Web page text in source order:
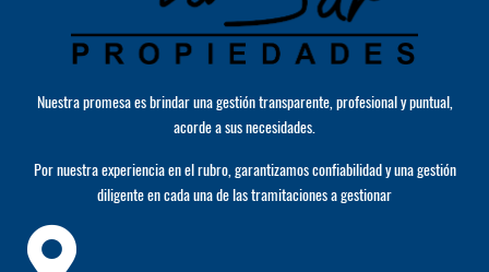
Nuestra promesa es brindar una gestión transparente, profesional y puntual,
acorde a sus necesidades.
Por nuestra experiencia en el rubro, garantizamos confiabilidad y una gestión
diligente en cada una de las tramitaciones a gestionar